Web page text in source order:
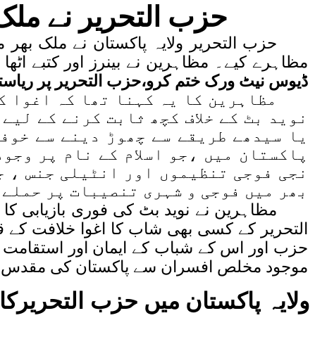
حزب التحریر نے
حزب التحریر ولایہ پاکستان نے ملک
مظاہرے کیے۔ مظاہرین نے بینرز اور کتبے
ڈیوس نیٹ ورک ختم کرو،حزب التحریر پر
مظاہرین کا یہ کہنا تھا کہ
نوید بٹ کے خلاف کچھ ثابت کرنے کے
یا سیدھے طریقے سے چھوڑ دینے سے
پاکستان میں ،جو اسلام کے نام پر
نجی فوجی تنظیموں اور انٹیلی جنس
بھر میں فوجی و شہری تنصیبات پر حملے
مظاہرین نے نوید بٹ کی فوری بازیابی
التحریر کے کسی بھی شاب کا اغوا خلافت
حزب اور اس کے شباب کے ایمان اور استقامت
موجود مخلص افسران سے پاکستان کی مقدس
ولایہ پاکستان میں حزب التحریر